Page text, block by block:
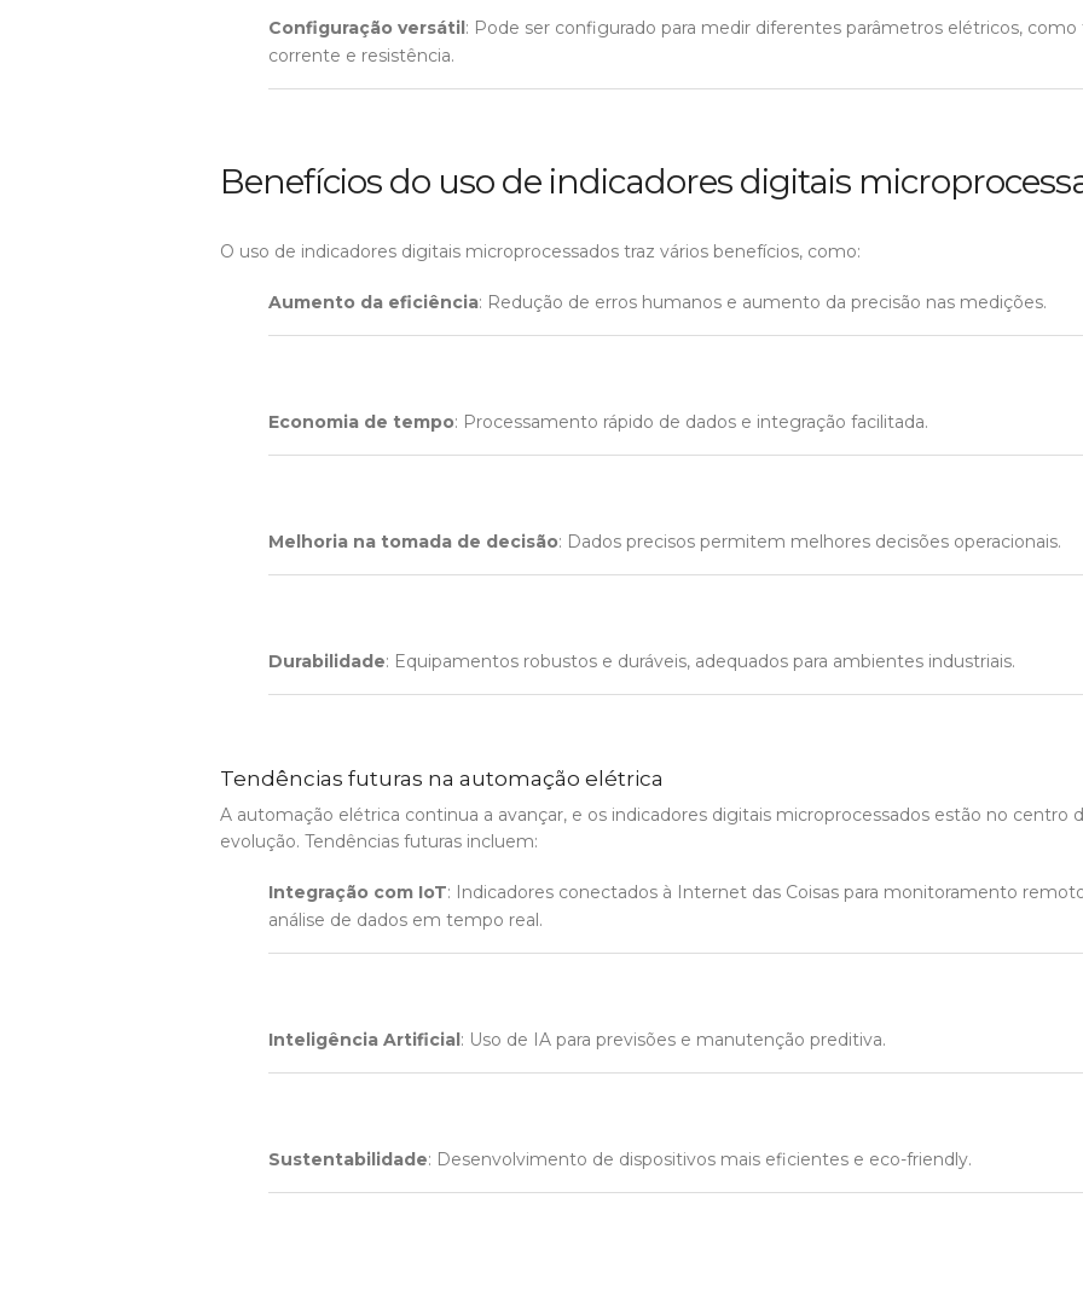
Configuração versátil: Pode ser configurado para medir diferentes parâmetros elétricos, como
corrente e resistência.
Benefícios do uso de indicadores digitais
O uso de indicadores digitais microprocessados traz vários benefícios, como:
Aumento da eficiência: Redução de erros humanos e aumento da precisão nas medições.
Economia de tempo: Processamento rápido de dados e integração facilitada.
Melhoria na tomada de decisão: Dados precisos permitem melhores decisões operacionais.
Durabilidade: Equipamentos robustos e duráveis, adequados para ambientes industriais.
Tendências futuras na automação elétrica
A automação elétrica continua a avançar, e os indicadores digitais microprocessados estão no centro
evolução. Tendências futuras incluem:
Integração com IoT: Indicadores conectados à Internet das Coisas para monitoramento
análise de dados em tempo real.
Inteligência Artificial: Uso de IA para previsões e manutenção preditiva.
Sustentabilidade: Desenvolvimento de dispositivos mais eficientes e eco-friendly.